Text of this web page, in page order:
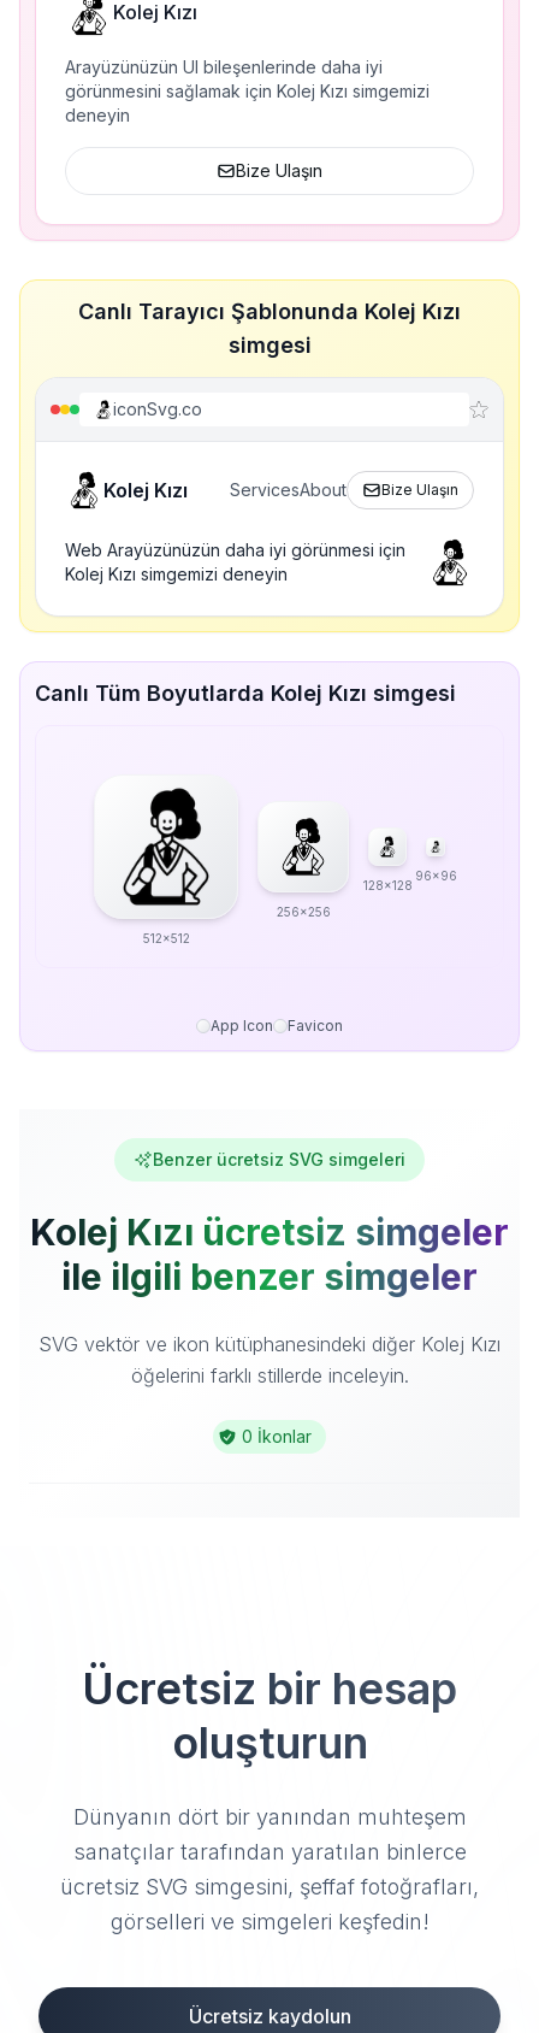
Kolej Kızı
Arayüzünüzün UI bileşenlerinde daha iyi
görünmesini sağlamak için Kolej Kızı simgemizi
deneyin
Bize Ulaşın
Canlı Tarayıcı Şablonunda Kolej Kızı
simgesi
iconSvg.co
Kolej Kızı ServicesAbout Bize Ulaşın
Web Arayüzünüzün daha iyi görünmesi için
Kolej Kızı simgemizi deneyin
Canlı Tüm Boyutlarda Kolej Kızı simgesi
512x512
256x256
128x128
96x96
App Icon Favicon
Benzer ücretsiz SVG simgeleri
Kolej Kızı ücretsiz simgeler
ile ilgili benzer simgeler
SVG vektör ve ikon kütüphanesindeki diğer Kolej Kızı
öğelerini farklı stillerde inceleyin.
0 İkonlar
Ücretsiz bir hesap
oluşturun
Dünyanın dört bir yanından muhteşem
sanatçılar tarafından yaratılan binlerce
ücretsiz SVG simgesini, şeffaf fotoğrafları,
görselleri ve simgeleri keşfedin!
Ücretsiz kaydolun